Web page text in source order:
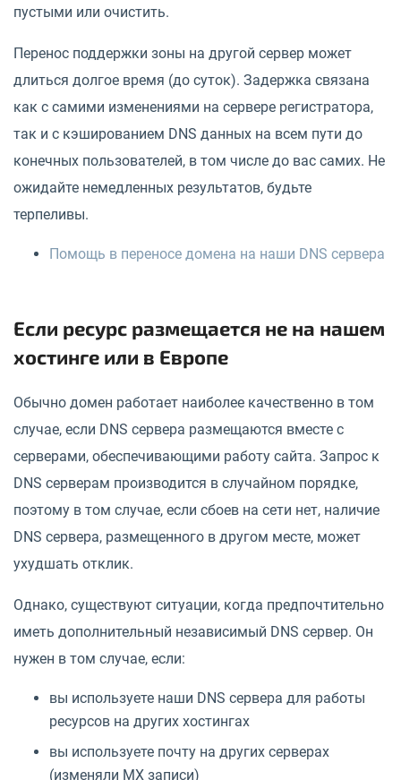
пустыми или очистить.
Перенос поддержки зоны на другой сервер может
длиться долгое время (до суток). Задержка связана
как с самими изменениями на сервере регистратора,
так и с кэшированием DNS данных на всем пути до
конечных пользователей, в том числе до вас самих. Не
ожидайте немедленных результатов, будьте
терпеливы.
Помощь в переносе домена на наши DNS сервера
Если ресурс размещается не на нашем
хостинге или в Европе
Обычно домен работает наиболее качественно в том
случае, если DNS сервера размещаются вместе с
серверами, обеспечивающими работу сайта. Запрос к
DNS серверам производится в случайном порядке,
поэтому в том случае, если сбоев на сети нет, наличие
DNS сервера, размещенного в другом месте, может
ухудшать отклик.
Однако, существуют ситуации, когда предпочтительно
иметь дополнительный независимый DNS сервер. Он
нужен в том случае, если:
вы используете наши DNS сервера для работы
ресурсов на других хостингах
вы используете почту на других серверах
(изменяли MX записи)